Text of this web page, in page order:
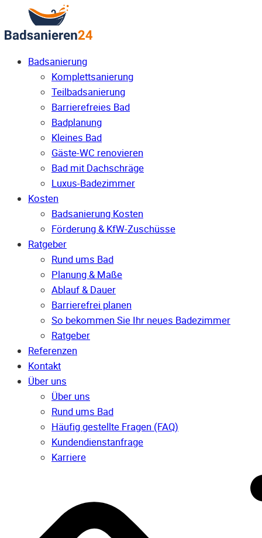
Badsanierung
Komplettsanierung
Teilbadsanierung
Barrierefreies Bad
Badplanung
Kleines Bad
Gäste-WC renovieren
Bad mit Dachschräge
Luxus-Badezimmer
Kosten
Badsanierung Kosten
Förderung & KfW-Zuschüsse
Ratgeber
Rund ums Bad
Planung & Maße
Ablauf & Dauer
Barrierefrei planen
So bekommen Sie Ihr neues Badezimmer
Ratgeber
Referenzen
Kontakt
Über uns
Über uns
Rund ums Bad
Häufig gestellte Fragen (FAQ)
Kunden­dienst­anfrage
Karriere